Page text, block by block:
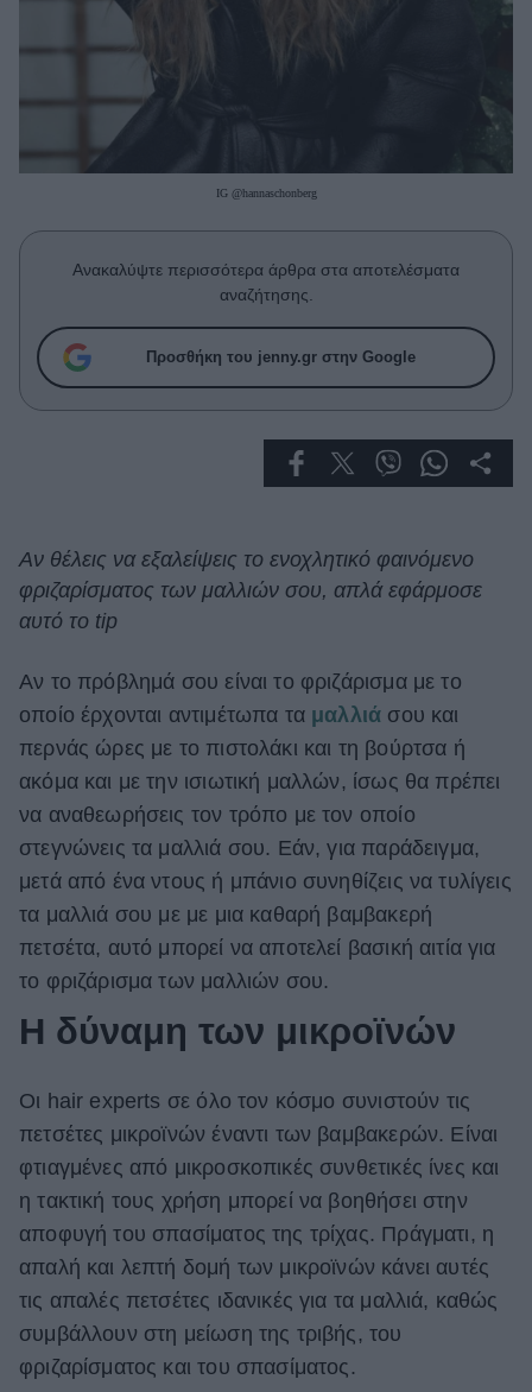
Woman Power
Parenting
Working Girl
Real Women
Πρόσωπα
Celebrities
Who
True Stories
Ask the Guru
Living
Deco
Green
Αφιερώματα
ΒΟΞ
Χωρίς Ταμπέλες
Women's Forum
Hautes Grecians
Γάμος
Market News
IG @hannaschonberg
Ανακαλύψτε περισσότερα άρθρα στα αποτελέσματα
αναζήτησης.
Προσθήκη του jenny.gr στην Google
Αν θέλεις να εξαλείψεις το ενοχλητικό φαινόμενο
φριζαρίσματος των μαλλιών σου, απλά εφάρμοσε
αυτό το tip
Αν το πρόβλημά σου είναι το φριζάρισμα με το
οποίο έρχονται αντιμέτωπα τα μαλλιά σου και
περνάς ώρες με το πιστολάκι και τη βούρτσα ή
ακόμα και με την ισιωτική μαλλών, ίσως θα πρέπει
να αναθεωρήσεις τον τρόπο με τον οποίο
στεγνώνεις τα μαλλιά σου. Εάν, για παράδειγμα,
μετά από ένα ντους ή μπάνιο συνηθίζεις να τυλίγεις
τα μαλλιά σου με με μια καθαρή βαμβακερή
πετσέτα, αυτό μπορεί να αποτελεί βασική αιτία για
το φριζάρισμα των μαλλιών σου.
Η δύναμη των μικροϊνών
Οι hair experts σε όλο τον κόσμο συνιστούν τις
πετσέτες μικροϊνών έναντι των βαμβακερών. Είναι
φτιαγμένες από μικροσκοπικές συνθετικές ίνες και
η τακτική τους χρήση μπορεί να βοηθήσει στην
αποφυγή του σπασίματος της τρίχας. Πράγματι, η
απαλή και λεπτή δομή των μικροϊνών κάνει αυτές
τις απαλές πετσέτες ιδανικές για τα μαλλιά, καθώς
συμβάλλουν στη μείωση της τριβής, του
φριζαρίσματος και του σπασίματος.